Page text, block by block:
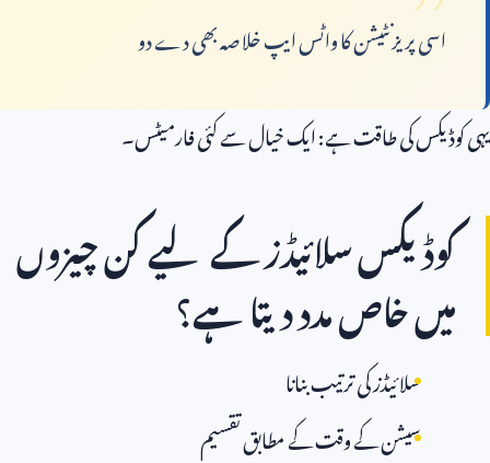
اسی پریزنٹیشن کا واٹس ایپ خلاصہ بھی دے دو
یہی کوڈیکس کی طاقت ہے: ایک خیال سے کئی فارمیٹس۔
کوڈیکس سلائیڈز کے لیے کن چیزوں
میں خاص مدد دیتا ہے؟
سلائیڈز کی ترتیب بنانا
سیشن کے وقت کے مطابق تقسیم